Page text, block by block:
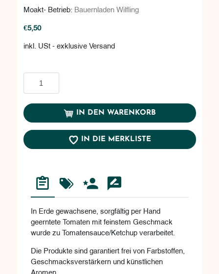
Moakt- Betrieb: Bauernladen Wilfling
€5,50
inkl. USt - exklusive Versand
IN DEN WARENKORB
IN DIE MERKLISTE
In Erde gewachsene, sorgfältig per Hand
geerntete Tomaten mit feinstem Geschmack
wurde zu Tomatensauce/Ketchup verarbeitet.
Die Produkte sind garantiert frei von Farbstoffen,
Geschmacksverstärkern und künstlichen
Aromen.